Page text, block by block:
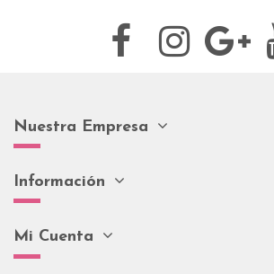
Nuestra Empresa
Información
Mi Cuenta